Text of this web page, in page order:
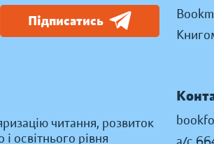
Підписатись
читання, розвиток
освітнього рівня